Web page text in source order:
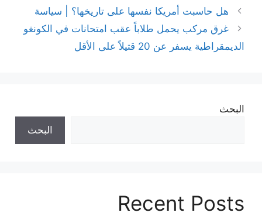
هل حاسبت أمريكا نفسها على تاريخها؟ | سياسة
غرق مركب يحمل طلاباً عقب امتحانات في الكونغو
الديمقراطية يسفر عن 20 قتيلاً على الأقل
البحث
البحث
Recent Posts